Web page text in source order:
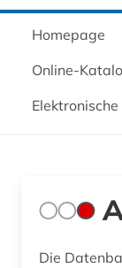
Homepage
Online-
Die